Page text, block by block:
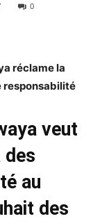
0
réclame la
responsabilité
veut
au
des